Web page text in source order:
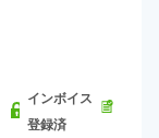
インボイス
登録済